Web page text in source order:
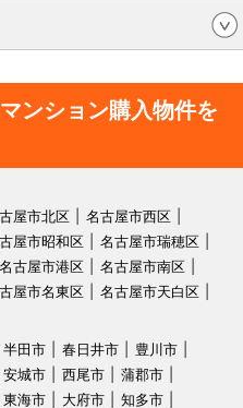
ンション購入物件を
屋市北区
名古屋市西区
屋市昭和区
名古屋市瑞穂区
名古屋市港区
名古屋市南区
屋市名東区
名古屋市天白区
半田市 春日井市
豊川市
安城市 西尾市
蒲郡市
東海市 大府市
知多市